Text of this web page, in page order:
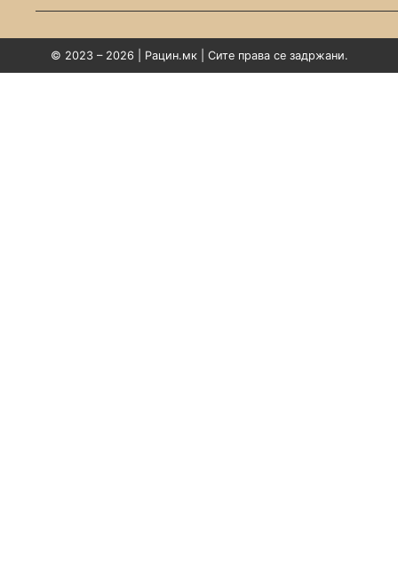
© 2023 – 2026 | Рацин.мк | Сите права се задржани.